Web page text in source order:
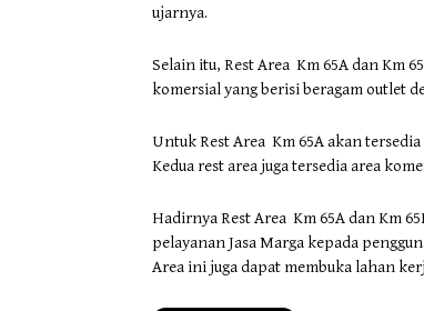
ujarnya.
Selain itu, Rest Area Km 65A dan Km
komersial yang berisi beragam outlet
Untuk Rest Area Km 65A akan
Kedua rest area juga tersedia area
Hadirnya Rest Area Km 65A dan Km
pelayanan Jasa Marga kepada
Area ini juga dapat membuka lahan